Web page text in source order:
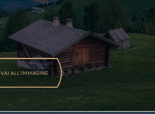
VAI ALL'IMMAGINE